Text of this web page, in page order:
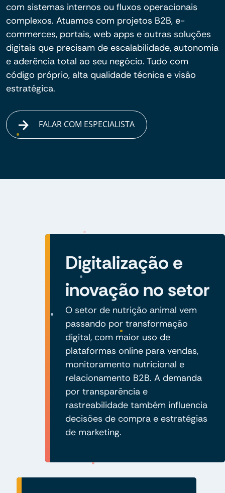
com sistemas internos ou fluxos operacionais
complexos. Atuamos com projetos B2B, e-
commerces, portais, web apps e outras soluções
digitais que precisam de escalabilidade, autonomia
e aderência total ao seu negócio. Tudo com
código próprio, alta qualidade técnica e visão
estratégica.
FALAR COM ESPECIALISTA
Digitalização e
inovação no setor
O setor de nutrição animal vem
passando por transformação
digital, com maior uso de
plataformas online para vendas,
monitoramento nutricional e
relacionamento B2B. A demanda
por transparência e
rastreabilidade também influencia
decisões de compra e estratégias
de marketing.